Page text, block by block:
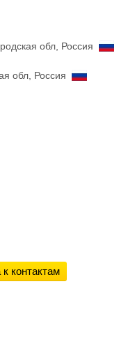
обл, Россия
обл, Россия
контактам